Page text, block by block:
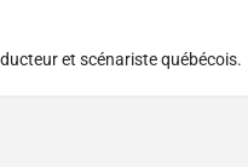
et scénariste québécois.